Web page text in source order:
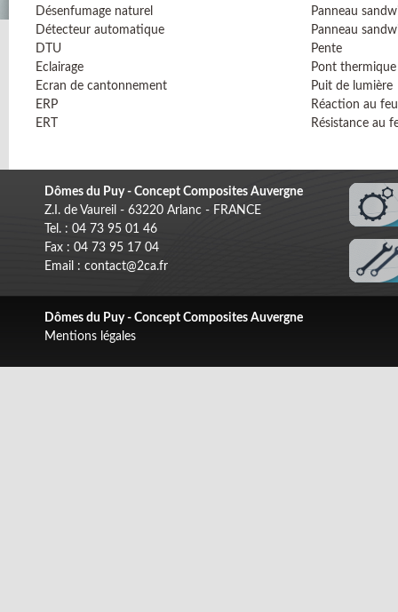
Désenfumage naturel
Détecteur automatique
DTU
Eclairage
Ecran de cantonnement
ERP
ERT
Panneau
Panneau
Pente
Pont thermique
Puit de lumière
Réaction au feu
Résistance au
Dômes du Puy - Concept Composites Auvergne
Z.I. de Vaureil - 63220 Arlanc - FRANCE
Tel. : 04 73 95 01 46
Fax : 04 73 95 17 04
Email : contact@2ca.fr
Dômes du Puy - Concept Composites Auvergne
Mentions légales